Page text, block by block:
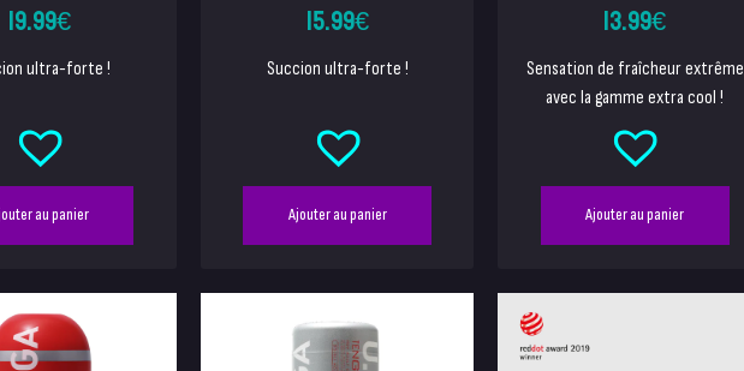
19.99€
ultra-forte !
au panier
15.99€
Succion ultra-forte !
Ajouter au panier
13.99€
Sensation de fraîcheur extrême
avec la gamme extra cool !
Ajouter au panier